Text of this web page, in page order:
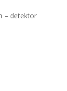
– detektor